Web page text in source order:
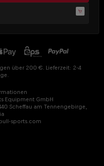
über 200 €. Lieferzeit: 2-4
Equipment GmbH
Scheffau am Tennengebirge,
sports.com